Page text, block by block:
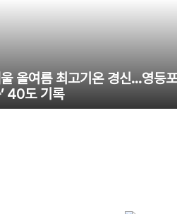
올여름 최고기온 경신…영등
40도 기록